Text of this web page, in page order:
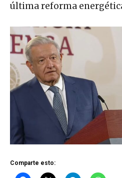
última reforma
Comparte esto: